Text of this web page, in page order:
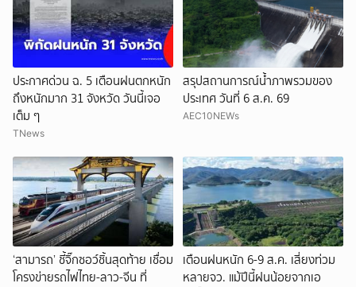
ประกาศด่วน ฉ. 5 เตือนฝนตกหนัก
ถึงหนักมาก 31 จังหวัด วันนี้เจอ
เต็ม ๆ
TNews
สรุปสถานการณ์น้ำภาพรวมของ
ประเทศ วันที่ 6 ส.ค. 69
AEC10NEWs
‘สามารถ’ ชี้จิ๊กซอว์ชิ้นสุดท้าย เชื่อม
โครงข่ายรถไฟไทย-ลาว-จีน ที่
เตือนฝนหนัก 6-9 ส.ค. เสี่ยงท่วม
หลายจว. แม้ปีนี้ฝนน้อยจากเอ